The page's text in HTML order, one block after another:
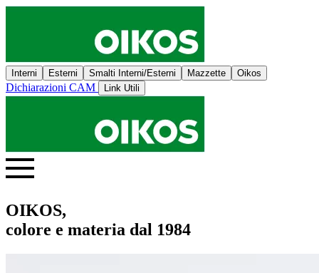
Interni Esterni Smalti Interni/Esterni Mazzette Oikos
Dichiarazioni CAM Link Utili
OIKOS,
colore e materia dal 1984